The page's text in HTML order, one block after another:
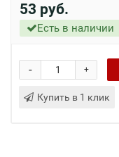
53 руб.
Есть в наличии
+
-
Купить в 1 клик